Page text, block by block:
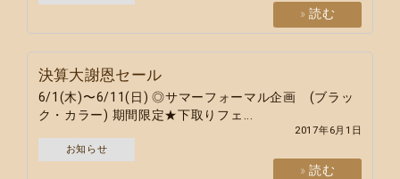
» 読む
決算大謝恩セール
6/1(木)〜6/11(日) ◎サマーフォーマル企画 (ブラッ
ク・カラー) 期間限定★下取りフェ...
2017年6月1日
お知らせ
» 読む